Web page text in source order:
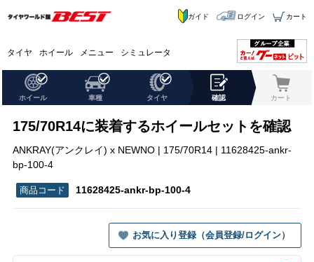
タイヤ ホイール メニュー シミュレータ
ガイド ログイン カート
ホイール 車種 タイヤ 確認 カート
175/70R14に装着するホイールセットを確認
ANKRAY(アンクレイ) x NEWNO | 175/70R14 | 11628425-ankr-
bp-100-4
11628425-ankr-bp-100-4
お気に入り登録（会員登録/ログイン）